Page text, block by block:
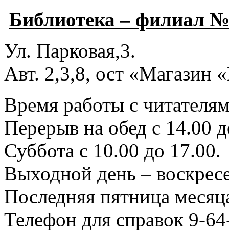
Библиотека – филиал
Ул. Парковая,3.
Авт. 2,3,8, ост «Магазин
Время работы с
Перерыв на обед с 14.00
Суббота с 10.00 до 17.00.
Выходной день –
Последняя пятница
Телефон для справок 9-